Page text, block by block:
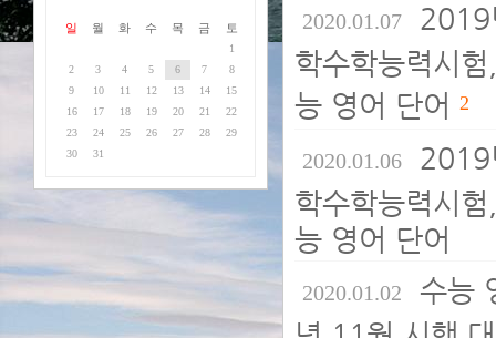
일 월 화 수 목 금 토
1
2
3 4 5 6 7
8
9
10 11 12 13 14
15
16
17 18 19 20 21
22
23
24 25 26 27 28
29
30
31
2020.01.07 2019
학수학능력시
능 영어 단어 2
2020.01.06 2019
학수학능력시
능 영어 단어
2020.01.02 수능
년 11월 시행